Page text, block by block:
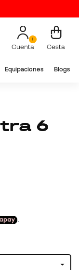
Cuenta Cesta
Equipaciones Blogs